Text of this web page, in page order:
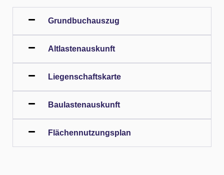
Grundbuchauszug
Altlastenauskunft
Liegenschaftskarte
Baulastenauskunft
Flächennutzungsplan